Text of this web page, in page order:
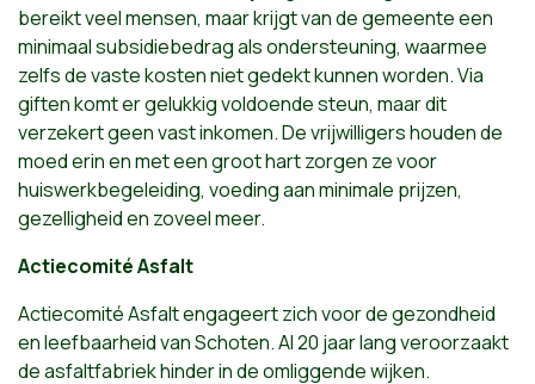
bereikt veel mensen, maar krijgt van de gemeente een
minimaal subsidiebedrag als ondersteuning, waarmee
zelfs de vaste kosten niet gedekt kunnen worden. Via
giften komt er gelukkig voldoende steun, maar dit
verzekert geen vast inkomen. De vrijwilligers houden de
moed erin en met een groot hart zorgen ze voor
huiswerkbegeleiding, voeding aan minimale prijzen,
gezelligheid en zoveel meer.
Actiecomité Asfalt
Actiecomité Asfalt engageert zich voor de gezondheid
en leefbaarheid van Schoten. Al 20 jaar lang veroorzaakt
de asfaltfabriek hinder in de omliggende wijken.